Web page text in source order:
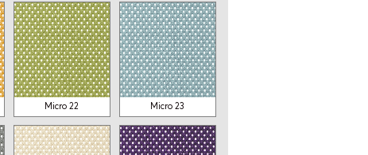
Micro 22 Micro 23
SF70
À partir de
784$
SF30
À partir de
734$